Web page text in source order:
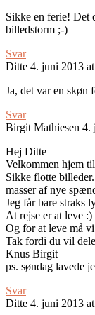
Sikke en ferie! Det
billedstorm ;-)
Svar
Ditte 4. juni 2013
Ja, det var en skøn
Svar
Birgit Mathiesen 4.
Hej Ditte
Velkommen hjem
Sikke flotte
masser af nye
Jeg får bare straks
At rejse er at leve :)
Og for at leve må
Tak fordi du vil
Knus Birgit
ps. søndag lavede
Svar
Ditte 4. juni 2013